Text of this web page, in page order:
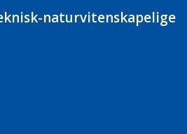
naturvitenskapelige